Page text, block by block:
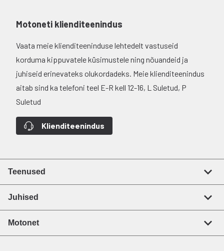
Motoneti klienditeenindus
Vaata meie klienditeeninduse lehtedelt vastuseid
korduma kippuvatele küsimustele ning nõuandeid ja
juhiseid erinevateks olukordadeks. Meie klienditeenindus
aitab sind ka telefoni teel E-R kell 12-16, L Suletud, P
Suletud
Klienditeenindus
Teenused
Juhised
Motonet